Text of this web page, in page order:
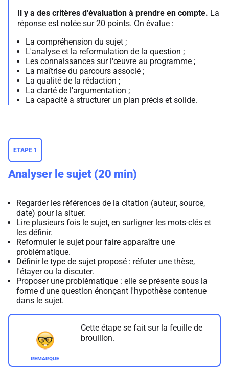
Il y a des critères d'évaluation à prendre en compte. La
réponse est notée sur 20 points. On évalue :
La compréhension du sujet ;
L'analyse et la reformulation de la question ;
Les connaissances sur l'œuvre au programme ;
La maîtrise du parcours associé ;
La qualité de la rédaction ;
La clarté de l'argumentation ;
La capacité à structurer un plan précis et solide.
ETAPE 1
Analyser le sujet (20 min)
Regarder les références de la citation (auteur, source,
date) pour la situer.
Lire plusieurs fois le sujet, en surligner les mots-clés et
les définir.
Reformuler le sujet pour faire apparaître une
problématique.
Définir le type de sujet proposé : réfuter une thèse,
l'étayer ou la discuter.
Proposer une problématique : elle se présente sous la
forme d'une question énonçant l'hypothèse contenue
dans le sujet.
Cette étape se fait sur la feuille de
brouillon.